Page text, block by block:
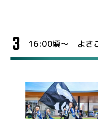
3 16:00頃～ よさ